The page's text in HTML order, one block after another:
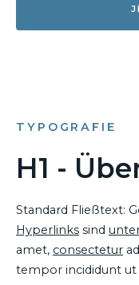
TYPOGRAFIE
H1 -
Standard Fließtext:
Hyperlinks sind
amet, consectetur
tempor incididunt ut